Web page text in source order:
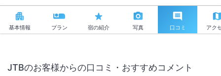
基本情報 プラン 宿の紹介 写真 口コミ アク
JTBのお客様からの口コミ・おすすめコメント